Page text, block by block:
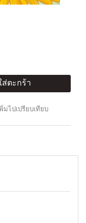
ตะกร้า
มไปเปรียบเทียบ